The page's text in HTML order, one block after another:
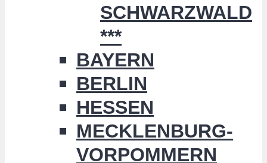
SCHWARZWALD
***
BAYERN
BERLIN
HESSEN
MECKLENBURG-
VORPOMMERN